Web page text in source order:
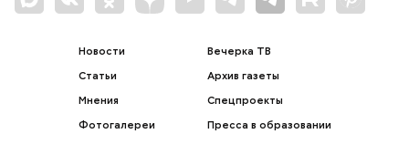
Новости
Статьи
Мнения
Фотогалереи
Вечерка ТВ
Архив газеты
Спецпроекты
Пресса в образовании